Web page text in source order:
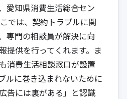
愛知県消費生活総合セン
では、契約トラブルに関
専門の相談員が解決に向
提供を行ってくれます。ま
消費生活相談窓口が設置
ルに巻き込まれないために
告には裏がある」と認識